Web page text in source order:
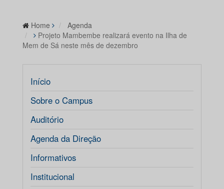
Home
Agenda
Projeto Mambembe realizará evento na Ilha de
Mem de Sá neste mês de dezembro
Início
Sobre o Campus
Auditório
Agenda da Direção
Informativos
Institucional